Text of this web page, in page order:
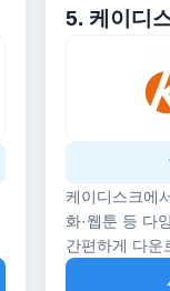
5. 케이디
케이디스크에
화·웹툰 등 다
간편하게 다운